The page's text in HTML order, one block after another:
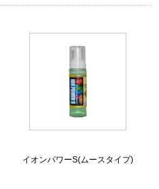
イオンパワーS(ムースタイプ)